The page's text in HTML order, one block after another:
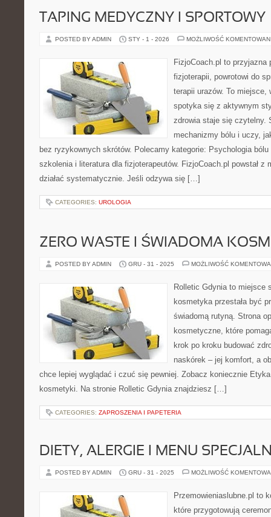
TAPING MEDYCZNY I SPORTOWY
POSTED BY ADMIN STY - 1 - 2026 MOŻLIWOŚĆ
FizjoCoach.pl to przyjazna
fizjoterapii, powrotowi do
terapii urazów. To miejsce,
spotyka się z aktywnym
zdrowia staje się czytelny.
mechanizmy bólu i uczy,
bez ryzykownych skrótów. Polecamy kategorie: Psychologia
szkolenia i literatura dla fizjoterapeutów. FizjoCoach.pl powstał z
działać systematycznie. Jeśli odzywa się […]
CATEGORIES: UROLOGIA
ZERO WASTE I ŚWIADOMA
POSTED BY ADMIN GRU - 31 - 2025 MOŻLIWOŚĆ
Rolletic Gdynia to miejsce
kosmetyka przestała być
świadomą rutyną. Strona
kosmetyczne, które
krok po kroku budować
naskórek – jej komfort, a
chce lepiej wyglądać i czuć się pewniej. Zobacz koniecznie
kosmetyki. Na stronie Rolletic Gdynia znajdziesz […]
CATEGORIES: ZAPROSZENIA I PAPETERIA
DIETY, ALERGIE I MENU
POSTED BY ADMIN GRU - 31 - 2025 MOŻLIWOŚĆ
Przemowieniaslubne.pl to
które przygotowują